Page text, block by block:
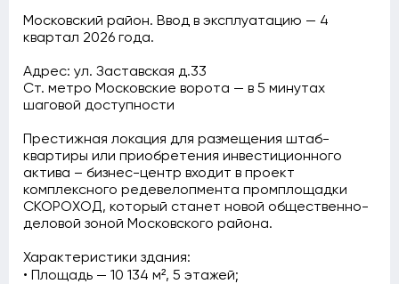
Московский район. Ввод в эксплуатацию — 4
квартал 2026 года.
Адрес: ул. Заставская д.33
Ст. метро Московские ворота — в 5 минутах
шаговой доступности
Престижная локация для размещения штаб-
квартиры или приобретения инвестиционного
актива – бизнес-центр входит в проект
комплексного редевелопмента промплощадки
СКОРОХОД, который станет новой общественно-
деловой зоной Московского района.
Характеристики здания:
• Площадь — 10 134 м², 5 этажей;